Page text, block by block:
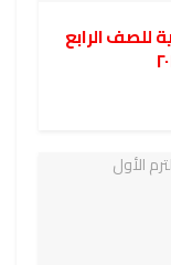
للصف الرابع